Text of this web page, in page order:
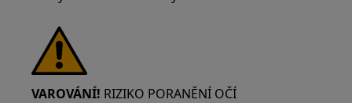
VAROVÁNÍ! RIZIKO PORANĚNÍ OČÍ